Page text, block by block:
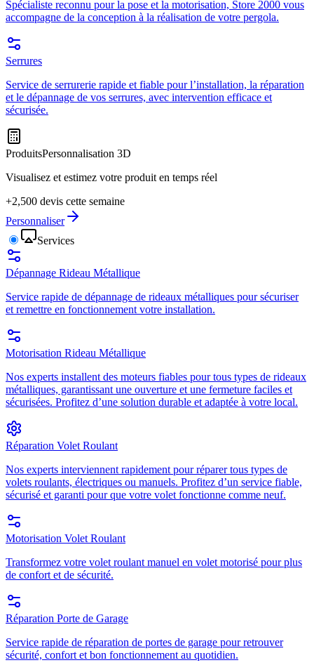
Spécialiste reconnu pour la pose et la motorisation, Store 2000 vous
accompagne de la conception à la réalisation de votre pergola.
Serrures
Service de serrurerie rapide et fiable pour l’installation, la réparation
et le dépannage de vos serrures, avec intervention efficace et
sécurisée.
ProduitsPersonnalisation 3D
Visualisez et estimez votre produit en temps réel
+2,500 devis cette semaine
Personnaliser
Services
Dépannage Rideau Métallique
Service rapide de dépannage de rideaux métalliques pour sécuriser
et remettre en fonctionnement votre installation.
Motorisation Rideau Métallique
Nos experts installent des moteurs fiables pour tous types de rideaux
métalliques, garantissant une ouverture et une fermeture faciles et
sécurisées. Profitez d’une solution durable et adaptée à votre local.
Réparation Volet Roulant
Nos experts interviennent rapidement pour réparer tous types de
volets roulants, électriques ou manuels. Profitez d’un service fiable,
sécurisé et garanti pour que votre volet fonctionne comme neuf.
Motorisation Volet Roulant
Transformez votre volet roulant manuel en volet motorisé pour plus
de confort et de sécurité.
Réparation Porte de Garage
Service rapide de réparation de portes de garage pour retrouver
sécurité, confort et bon fonctionnement au quotidien.